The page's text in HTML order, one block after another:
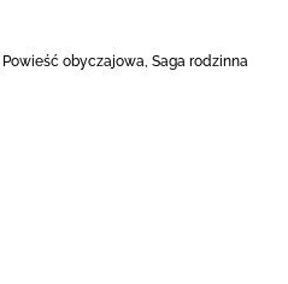
obyczajowa, Saga rodzinna